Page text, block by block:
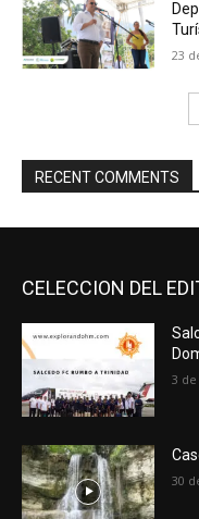
23
RECENT COMMENTS
CELECCION DEL
3
30